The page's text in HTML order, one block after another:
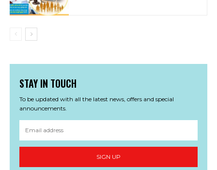
STAY IN TOUCH
To be updated with all the latest news, offers and special
announcements.
SIGN UP